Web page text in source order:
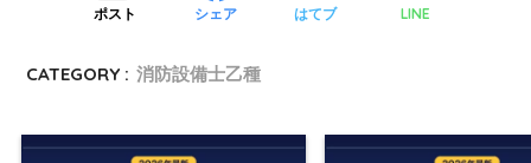
ポスト シェア はてブ LINE
CATEGORY : 消防設備士乙種